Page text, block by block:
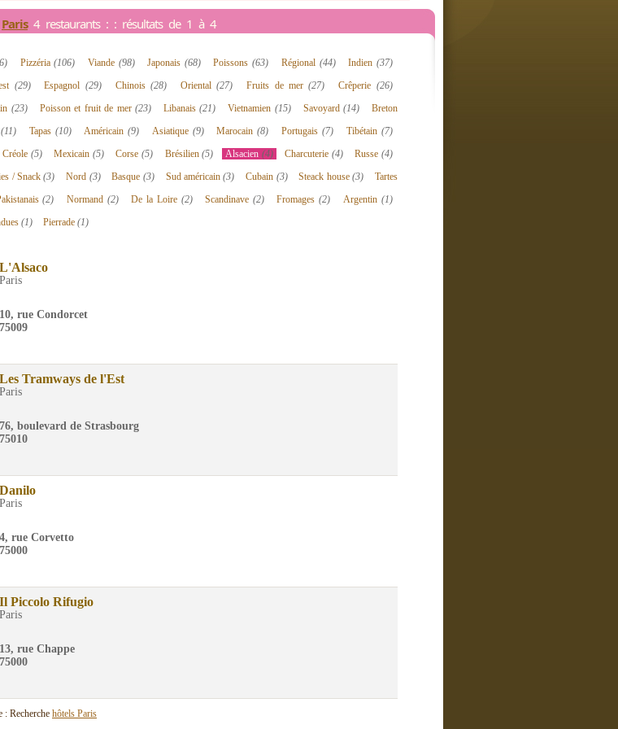
Paris4 restaurants : : résultats de 1 à 4
Pizzéria(106) Viande (98) Japonais (68) Poissons(63) Régional (44) Indien (37)
(29) Espagnol (29) Chinois(28) Oriental(27) Fruits de mer(27) Crêperie (26)
(23) Poisson et fruit de mer(23) Libanais(21) Vietnamien (15) Savoyard(14)
Breton
(11) Tapas (10) Américain(9) Asiatique (9) Marocain(8) Portugais(7) Tibétain (7)
Créole(5) Mexicain(5) Corse(5) Brésilien(5) Alsacien (4) Charcuterie (4) Russe (4)
/ Snack(3) Nord (3) Basque (3) Sud américain(3) Cubain (3) Steack house(3)
Tartes
(2) Normand (2) De la Loire (2) Scandinave(2) Fromages(2) Argentin (1)
(1) Pierrade(1)
L'Alsaco
Paris
10, rue Condorcet
75009
Les Tramways de l'Est
Paris
76, boulevard de Strasbourg
75010
Danilo
Paris
4, rue Corvetto
75000
Il Piccolo Rifugio
Paris
13, rue Chappe
75000
: Recherche hôtels Paris